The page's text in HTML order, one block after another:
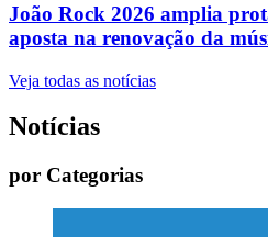
João Rock 2026 amplia
aposta na renovação da
Veja todas as notícias
Notícias
por Categorias